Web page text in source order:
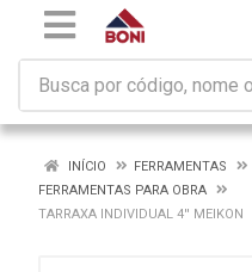
INÍCIO
FERRAMENTAS
FERRAMENTAS PARA OBRA
TARRAXA INDIVIDUAL 4'' MEIKON